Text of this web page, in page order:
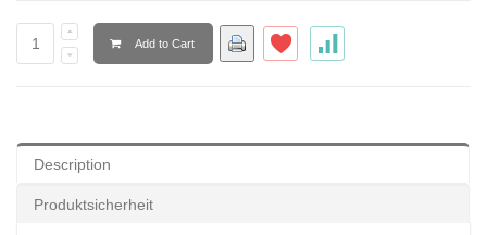
Add to Cart
Description
Produktsicherheit